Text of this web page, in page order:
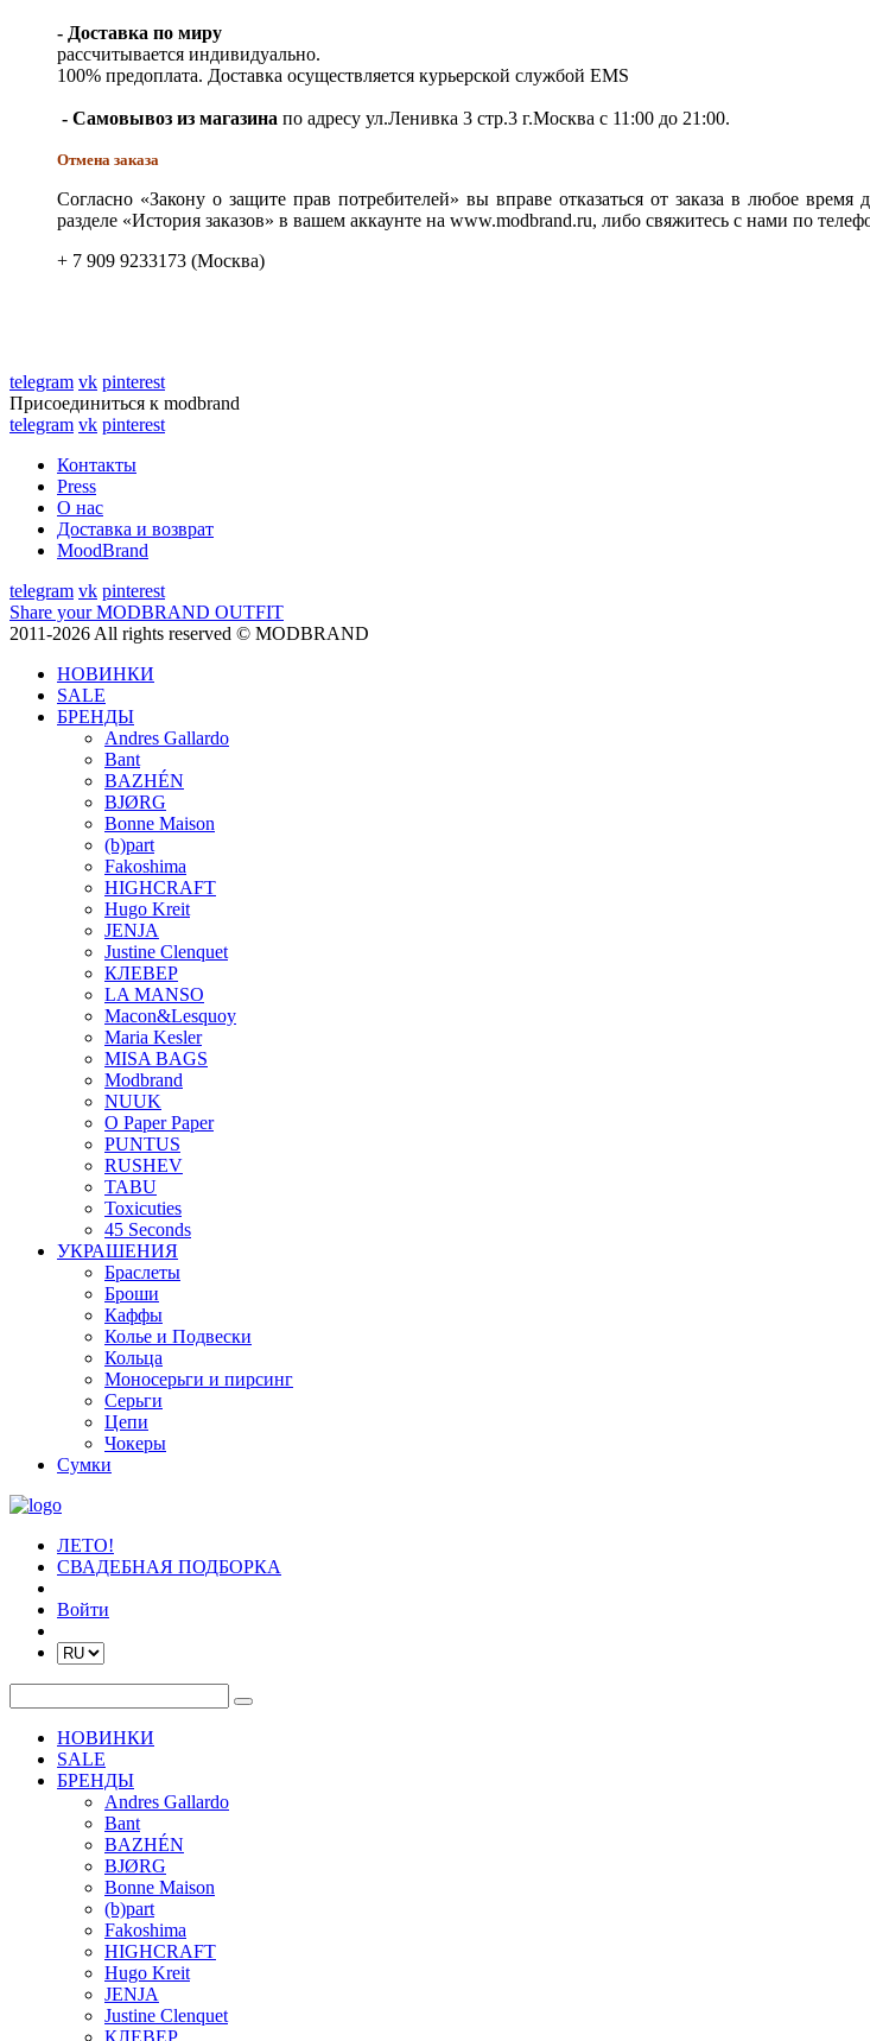
- Доставка по миру
рассчитывается индивидуально.
100% предоплата. Доставка осуществляется курьерской службой EMS
- Самовывоз из магазина по адресу ул.Ленивка 3 стр.3 г.Москва с 11:00 до 21:00.
Отмена заказа
Согласно «Закону о защите прав потребителей» вы вправе отказаться от заказа в любое
разделе «История заказов» в вашем аккаунте на www.modbrand.ru, либо свяжитесь с нами по
+ 7 909 9233173 (Москва)
telegram vk pinterest
Присоединиться к modbrand
telegram vk pinterest
Контакты
Press
О нас
Доставка и возврат
MoodBrand
telegram vk pinterest
Share your MODBRAND OUTFIT
2011-2026 All rights reserved © MODBRAND
НОВИНКИ
SALE
БРЕНДЫ
Andres Gallardo
Bant
BAZHÉN
BJØRG
Bonne Maison
(b)part
Fakoshima
HIGHCRAFT
Hugo Kreit
JENJA
Justine Clenquet
КЛЕВЕР
LA MANSO
Macon&Lesquoy
Maria Kesler
MISA BAGS
Modbrand
NUUK
O Paper Paper
PUNTUS
RUSHEV
TABU
Toxicuties
45 Seconds
УКРАШЕНИЯ
Браслеты
Броши
Каффы
Колье и Подвески
Кольца
Моносерьги и пирсинг
Серьги
Цепи
Чокеры
Сумки
ЛЕТО!
СВАДЕБНАЯ ПОДБОРКА
Войти
НОВИНКИ
SALE
БРЕНДЫ
Andres Gallardo
Bant
BAZHÉN
BJØRG
Bonne Maison
(b)part
Fakoshima
HIGHCRAFT
Hugo Kreit
JENJA
Justine Clenquet
КЛЕВЕР